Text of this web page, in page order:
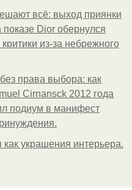
всё: выход приянки
Dior обернулся
из-за небрежного
права выбора: как
Cirnansck 2012 года
подиум в манифест
как украшения интерьера.